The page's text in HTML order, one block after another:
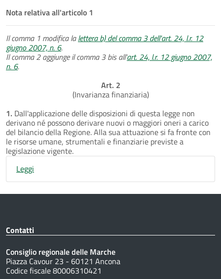
Nota relativa all'articolo 1
Il comma 1 modifica lalettera b) del comma 3 dell'art. 24, l.r. 12
giugno 2007, n. 6.
Il comma 2 aggiunge il comma 3 bis all'art. 24, l.r. 12 giugno 2007,
n. 6.
Art. 2
(Invarianza finanziaria)
1. Dall'applicazione delle disposizioni di questa legge non
derivano né possono derivare nuovi o maggiori oneri a carico
del bilancio della Regione. Alla sua attuazione si fa fronte con
le risorse umane, strumentali e finanziarie previste a
legislazione vigente.
Leggi
Contatti
Consiglio regionale delle Marche
Piazza Cavour 23 - 60121 Ancona
Codice fiscale 80006310421